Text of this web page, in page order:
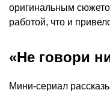
оригинальным
работой, что и
«Не говори
Мини-сериал